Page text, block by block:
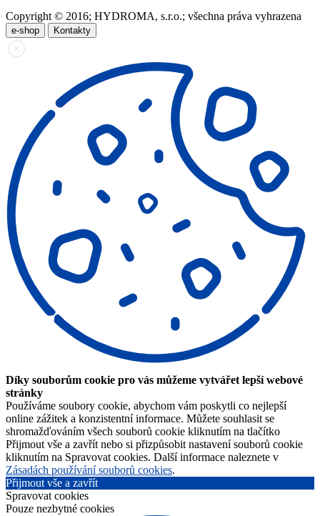
Copyright © 2016; HYDROMA, s.r.o.; všechna práva vyhrazena
e-shop Kontakty
Díky souborům cookie pro vás můžeme vytvářet lepší webové
stránky
Používáme soubory cookie, abychom vám poskytli co nejlepší
online zážitek a konzistentní informace. Můžete souhlasit se
shromažďováním všech souborů cookie kliknutím na tlačítko
Přijmout vše a zavřít nebo si přizpůsobit nastavení souborů cookie
kliknutím na Spravovat cookies. Další informace naleznete v
Zásadách používání souborů cookies.
Přijmout vše a zavřít
Spravovat cookies
Pouze nezbytné cookies